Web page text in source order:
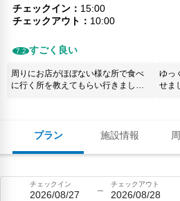
プラン 施設情報
チェックイン
15:00
チェックアウト
10:00
7.2 すごく良い
周りにお店がほぼない様な所で食べ
に行く所を教えてもらい行きました
にホコリが見えました。 帰りのフロ
てが残念に感じました
ゆっ
せま
チェックイン
2026/08/27
チェックアウト
2026/08/28